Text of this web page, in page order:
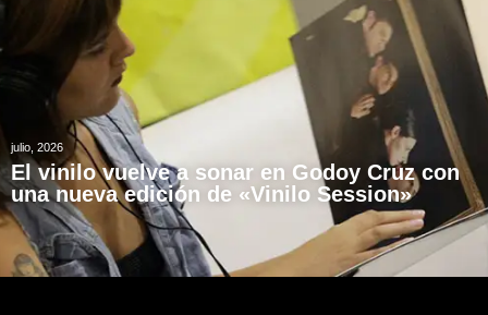
julio, 2026
El vinilo vuelve a sonar en Godoy Cruz con
una nueva edición de «Vinilo Session»